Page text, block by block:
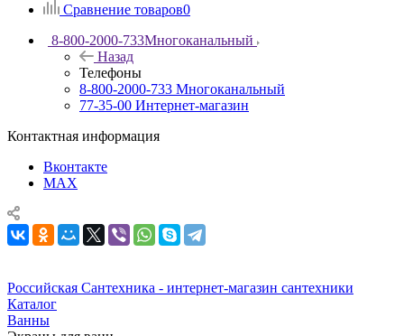
Сравнение товаров0
8-800-2000-733Многоканальный
Назад
Телефоны
8-800-2000-733 Многоканальный
77-35-00 Интернет-магазин
Контактная информация
Вконтакте
MAX
Российская Сантехника - интернет-магазин сантехники
Каталог
Ванны